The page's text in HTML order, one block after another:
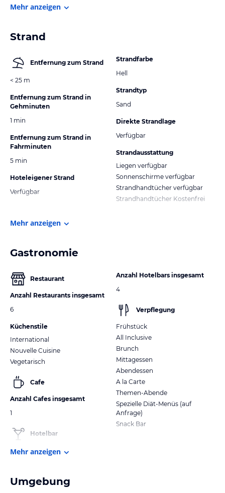
Mehr anzeigen
Strand
Entfernung zum Strand
< 25 m
Entfernung zum Strand in
Gehminuten
1 min
Entfernung zum Strand in
Fahrminuten
5 min
Hoteleigener Strand
Verfügbar
Strandfarbe
Hell
Strandtyp
Sand
Direkte Strandlage
Verfügbar
Strandausstattung
Liegen verfügbar
Sonnenschirme verfügbar
Strandhandtücher verfügbar
Strandhandtücher Kostenfrei
Mehr anzeigen
Gastronomie
Restaurant
Anzahl Restaurants insgesamt
6
Küchenstile
International
Nouvelle Cuisine
Vegetarisch
Cafe
Anzahl Cafes insgesamt
1
Hotelbar
Anzahl Hotelbars insgesamt
4
Verpflegung
Frühstück
All Inclusive
Brunch
Mittagessen
Abendessen
A la Carte
Themen-Abende
Spezielle Diät-Menüs (auf
Anfrage)
Snack Bar
Mehr anzeigen
Umgebung